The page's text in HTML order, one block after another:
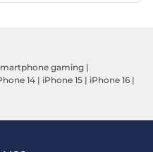
gaming |
14 | iPhone 15 | iPhone 16 |